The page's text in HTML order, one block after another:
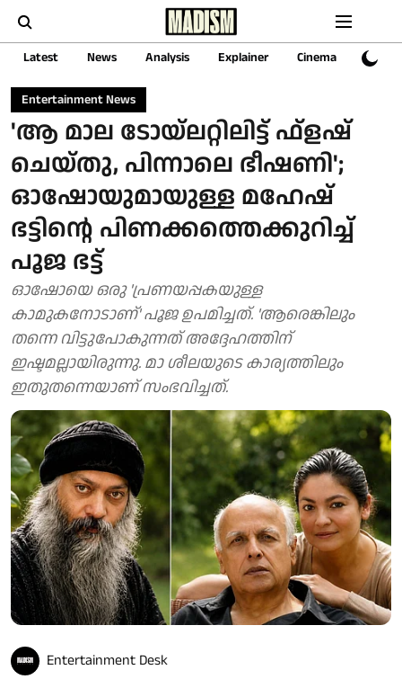
Latest News Analysis Explainer Cinema Sports
Entertainment News
'ആ മാല ടോയ്ലറ്റിലിട്ട് ഫ്‌ളഷ്
ചെയ്തു, പിന്നാലെ ഭീഷണി';
ഓഷോയുമായുള്ള മഹേഷ്
ഭട്ടിന്റെ പിണക്കത്തെക്കുറിച്ച്
പൂജ ഭട്ട്
ഓഷോയെ ഒരു 'പ്രണയപ്പകയുള്ള
കാമുകനോടാണ്' പൂജ ഉപമിച്ചത്. 'ആരെങ്കിലും
തന്നെ വിട്ടുപോകുന്നത് അദ്ദേഹത്തിന്
ഇഷ്ടമല്ലായിരുന്നു. മാ ശീലയുടെ കാര്യത്തിലും
ഇതുതന്നെയാണ് സംഭവിച്ചത്.
Entertainment Desk